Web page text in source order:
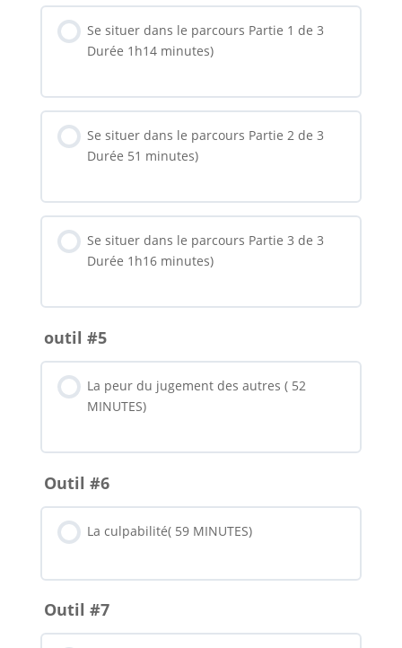
Se situer dans le parcours Partie 1 de 3
Durée 1h14 minutes)
Se situer dans le parcours Partie 2 de 3
Durée 51 minutes)
Se situer dans le parcours Partie 3 de 3
Durée 1h16 minutes)
outil #5
La peur du jugement des autres ( 52
MINUTES)
Outil #6
La culpabilité( 59 MINUTES)
Outil #7